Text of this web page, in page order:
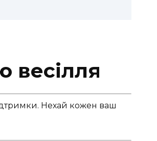
весілля
Нехай кожен ваш